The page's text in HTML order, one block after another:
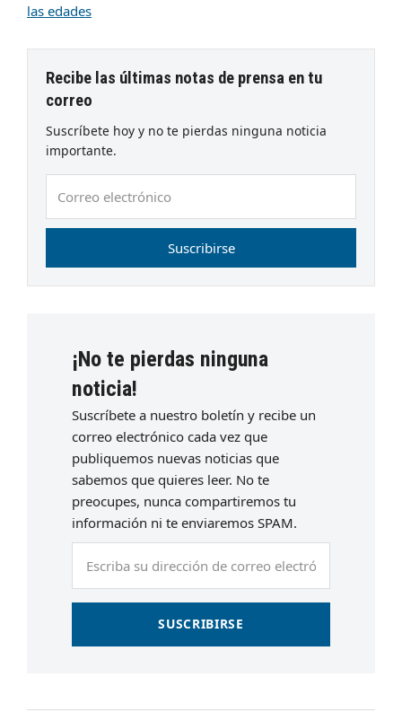
las edades
Recibe las últimas notas de prensa en tu
correo
Suscríbete hoy y no te pierdas ninguna noticia
importante.
electrónico
Suscribirse
¡No te pierdas ninguna
noticia!
Suscríbete a nuestro boletín y recibe un
correo electrónico cada vez que
publiquemos nuevas noticias que
sabemos que quieres leer. No te
preocupes, nunca compartiremos tu
información ni te enviaremos SPAM.
SUSCRIBIRSE